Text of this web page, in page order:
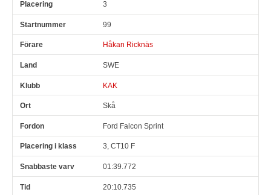
3
99
Håkan Ricknäs
SWE
KAK
Skå
Ford Falcon Sprint
3, CT10 F
01:39.772
20:10.735